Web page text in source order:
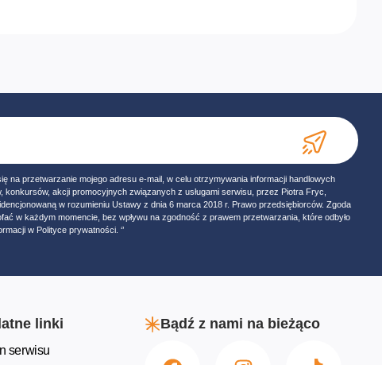
na przetwarzanie mojego adresu e-mail, w celu otrzymywania informacji handlowych
akcji promocyjnych związanych z usługami serwisu, przez Piotra Fryc,
w rozumieniu Ustawy z dnia 6 marca 2018 r. Prawo przedsiębiorców. Zgoda
w każdym momencie, bez wpływu na zgodność z prawem przetwarzania, które odbyło
w Polityce prywatności. ‘’
linki
serwisu
Bądź z nami na bieżąco